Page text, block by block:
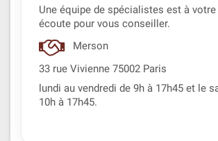
Une équipe de spécialistes est à votre
écoute pour vous conseiller.
Merson
33 rue Vivienne 75002 Paris
lundi au vendredi de 9h à 17h45 et le
10h à 17h45.